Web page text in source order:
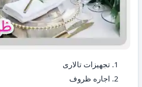
تجهیزات تالاری
اجاره ظروف